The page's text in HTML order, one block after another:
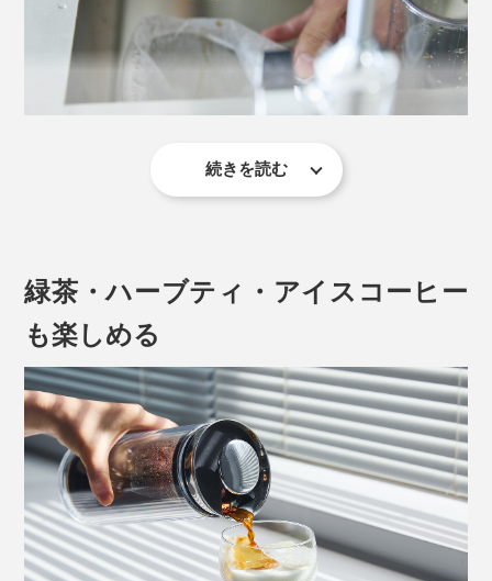
4. プランジャー式ポッドを、容器に固定
上げており、保温性を保ちながら熱湯を入れても外側は
熱くなりません。
容器の底をわずかに広くし、安定感のあるフォルムも嬉
容器内のコーヒーも30分ほど保温してくれるので、より
深みを楽しみたいなら、多めに作ってそのまま2杯目を
お楽しみください。
苦労の末に、ようやく完成させたプロトタイプは、自分
が考えていた以上に素晴らしい味わいを引き出し、驚く
ほど早く簡単にコーヒーが作れる構造になっていまし
そうして、フレンチプレスというより、エスプレッソマ
シンのようにコーヒーを圧力抽出できる、まったく新し
普段の洗浄は、容器（カラフェ）、ポッド、蓋付きのプ
続きを読む
緑茶・ハーブティ・アイスコーヒー
も楽しめる